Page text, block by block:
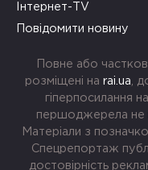
Інтернет-TV
Повідомити новину
Повне або
розміщені на rai.ua ,
гіперпосилання
першоджерела не
Матеріали з
Спецрепортаж
достовірність